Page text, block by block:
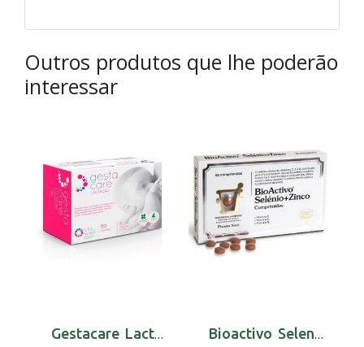
Outros produtos que lhe poderão
interessar
Gestacare Lactacao Caps X60 cáps(s) Bioactivo Selenio+Zinco Compx60 x 60 comps